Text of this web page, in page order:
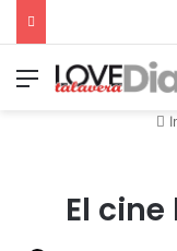
Menú
El